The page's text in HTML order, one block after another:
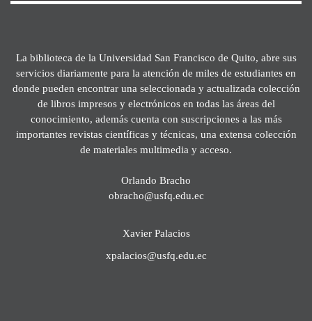
La biblioteca de la Universidad San Francisco de Quito, abre sus
servicios diariamente para la atención de miles de estudiantes en
donde pueden encontrar una seleccionada y actualizada colección
de libros impresos y electrónicos en todas las áreas del
conocimiento, además cuenta con suscripciones a las más
importantes revistas científicas y técnicas, una extensa colección
de materiales multimedia y acceso.
Orlando Bracho
obracho@usfq.edu.ec
Xavier Palacios
xpalacios@usfq.edu.ec